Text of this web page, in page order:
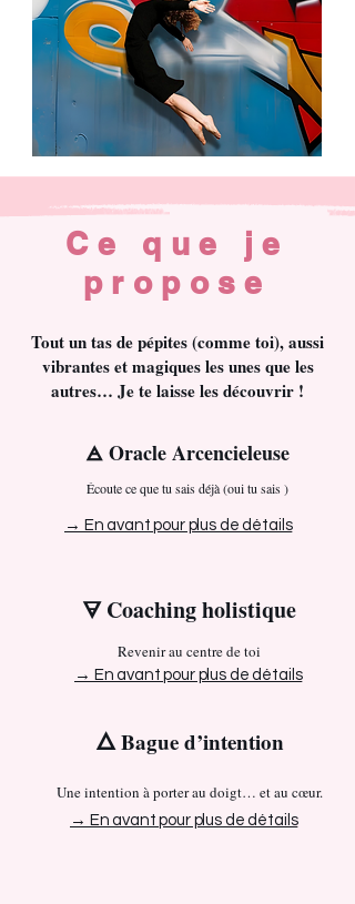
Clique ici
Ce que je
propose
Tout un tas de pépites (comme toi), aussi
vibrantes et magiques les unes que les
autres… Je te laisse les découvrir !
🜁 Oracle Arcencieleuse
Écoute ce que tu sais déjà (oui tu sais )​​​
→ En avant pour plus de détails
→ En avant pour plus de détails
​🜃 Coaching holistique
Revenir au centre de toi
🜂Bague d’intention
Une intention à porter au doigt… et au cœur.
→ En avant pour plus de détails